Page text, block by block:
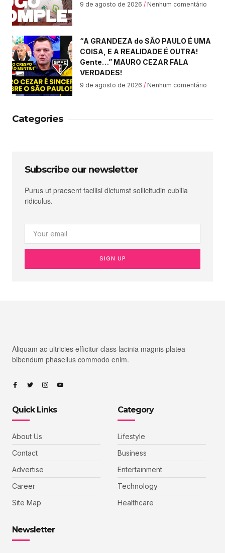
9 de agosto de 2026 Nenhum comentário
“A GRANDEZA do SÃO PAULO É UMA
COISA, E A REALIDADE É OUTRA!
Gente…” MAURO CEZAR FALA
VERDADES!
9 de agosto de 2026 Nenhum comentário
Categories
Subscribe our newsletter
Purus ut praesent facilisi dictumst sollicitudin cubilia
ridiculus.
SIGN UP
Aliquam ac ultricies efficitur class lacinia magnis platea
bibendum phasellus commodo enim.
Quick Links
About Us
Contact
Advertise
Career
Site Map
Category
Lifestyle
Business
Entertainment
Technology
Healthcare
Newsletter